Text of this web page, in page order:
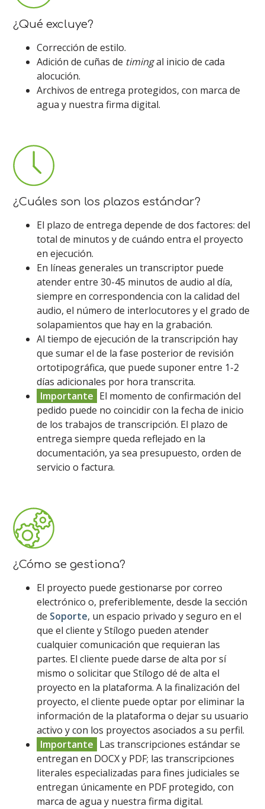
¿Qué excluye?
Corrección de estilo.
Adición de cuñas de timingal inicio de cada
alocución.
Archivos de entrega protegidos, con marca de
agua y nuestra firma digital.
¿Cuáles son los plazos estándar?
El plazo de entrega depende de dos factores: del
total de minutos y de cuándo entra el proyecto
en ejecución.
En líneas generales un transcriptor puede
atender entre 30-45 minutos de audio al día,
siempre en correspondencia con la calidad del
audio, el número de interlocutores y el grado de
solapamientos que hay en la grabación.
Al tiempo de ejecución de la transcripción hay
que sumar el de la fase posterior de revisión
ortotipográfica, que puede suponer entre 1-2
días adicionales por hora transcrita.
Importante El momento de confirmación del
pedido puede no coincidir con la fecha de inicio
de los trabajos de transcripción. El plazo de
entrega siempre queda reflejado en la
documentación, ya sea presupuesto, orden de
servicio o factura.
¿Cómo se gestiona?
El proyecto puede gestionarse por correo
electrónico o, preferiblemente, desde la sección
de Soporte, un espacio privado y seguro en el
que el cliente y Stílogo pueden atender
cualquier comunicación que requieran las
partes. El cliente puede darse de alta por sí
mismo o solicitar que Stílogo dé de alta el
proyecto en la plataforma. A la finalización del
proyecto, el cliente puede optar por eliminar la
información de la plataforma o dejar su usuario
activo y con los proyectos asociados a su perfil.
Importante Las transcripciones estándar se
entregan en DOCX y PDF; las transcripciones
literales especializadas para fines judiciales se
entregan únicamente en PDF protegido, con
marca de agua y nuestra firma digital.